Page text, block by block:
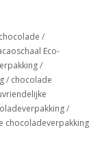
te bestellen , 15
of een dichte
wat in
/
Eco-
/
/ chocolade
/
chocoladeverpakking